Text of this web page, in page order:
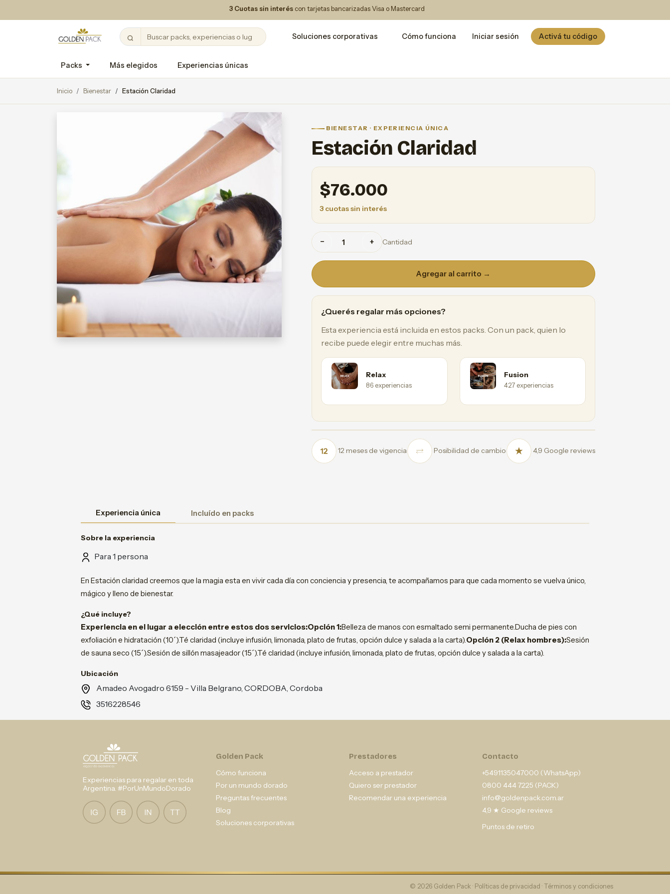
3 Cuotas sin interés con tarjetas bancarizadas Visa o Mastercard
Soluciones corporativas Cómo funciona Iniciar sesión Activá tu código
Packs Más elegidos Experiencias únicas
Inicio Bienestar Estación Claridad
BIENESTAR · EXPERIENCIA ÚNICA
Estación Claridad
$76.000
3 cuotas sin interés
− + Cantidad
Agregar al carrito →
¿Querés regalar más opciones?
Esta experiencia está incluida en estos packs. Con un pack, quien lo
recibe puede elegir entre muchas más.
Relax
86 experiencias
Fusion
427 experiencias
12 meses de vigencia Posibilidad de cambio 4,9 Google reviews
Experiencia única Incluído en packs
Sobre la experiencia
Para 1 persona
En Estación claridad creemos que la magia esta en vivir cada día con conciencia y presencia, te acompañamos para que cada momento se vuelva único,
mágico y lleno de bienestar.
¿Qué incluye?
Experiencia en el lugar a elección entre estos dos servicios:Opción 1:Belleza de manos con esmaltado semi permanente.Ducha de pies con
exfoliación e hidratación (10´).Té claridad (incluye infusión, limonada, plato de frutas, opción dulce y salada a la carta).Opción 2 (Relax hombres):Sesión
de sauna seco (15´).Sesión de sillón masajeador (15´).Té claridad (incluye infusión, limonada, plato de frutas, opción dulce y salada a la carta).
Ubicación
Amadeo Avogadro 6159 - Villa Belgrano, CORDOBA, Cordoba
3516228546
Experiencias para regalar en toda
Argentina. #PorUnMundoDorado
Golden Pack
Cómo funciona
Por un mundo dorado
Preguntas frecuentes
Blog
Soluciones corporativas
Prestadores
Acceso a prestador
Quiero ser prestador
Recomendar una experiencia
Contacto
+5491135047000 (WhatsApp)
0800 444 7225 (PACK)
info@goldenpack.com.ar
4,9 ★ Google reviews
Puntos de retiro
© 2026 Golden Pack · Políticas de privacidad · Términos y condiciones